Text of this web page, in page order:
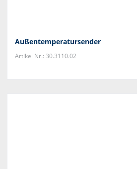
Außentemperatursender
Artikel Nr.: 30.3110.02